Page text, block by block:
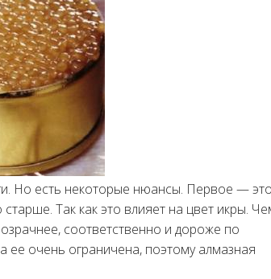
Но есть некоторые нюансы. Первое —
Так как это влияет на цвет икры.
соответственно и дороже по
ее очень ограничена, поэтому алмазная